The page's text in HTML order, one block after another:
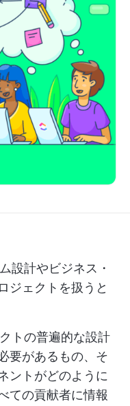
設計やビジネス・
ジェクトを扱うと
トの普遍的な設計
要があるもの、そ
ントがどのように
ての貢献者に情報